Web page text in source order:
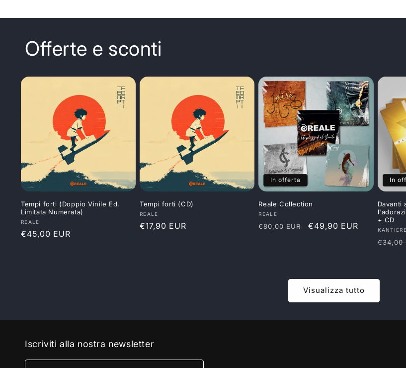
Offerte e sconti
Tempi forti (Doppio Vinile Ed.
Limitata Numerata)
Produttore:
REALE
Prezzo
€45,00 EUR
Tempi forti (CD)
Produttore:
REALE
Prezzo
€17,90 EUR
In offerta
Reale Collection
Produttore:
REALE
Prezzo
€80,00 EUR
Prezzo
€49,90 EUR
In
Davanti
+ CD
€34,00
Visualizza tutto
Iscriviti alla nostra newsletter